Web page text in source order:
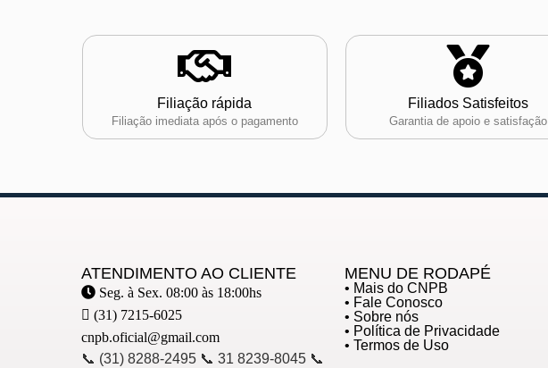
Filiação rápida
Filiação imediata após o pagamento
Filiados Satisfeitos
Garantia de apoio e satisfação
ATENDIMENTO AO CLIENTE
Seg. à Sex. 08:00 às 18:00hs
(31) 7215-6025
cnpb.oficial@gmail.com
📞 (31) 8288-2495 📞 31 8239-8045 📞
MENU DE RODAPÉ
• Mais do CNPB
• Fale Conosco
• Sobre nós
• Política de Privacidade
• Termos de Uso